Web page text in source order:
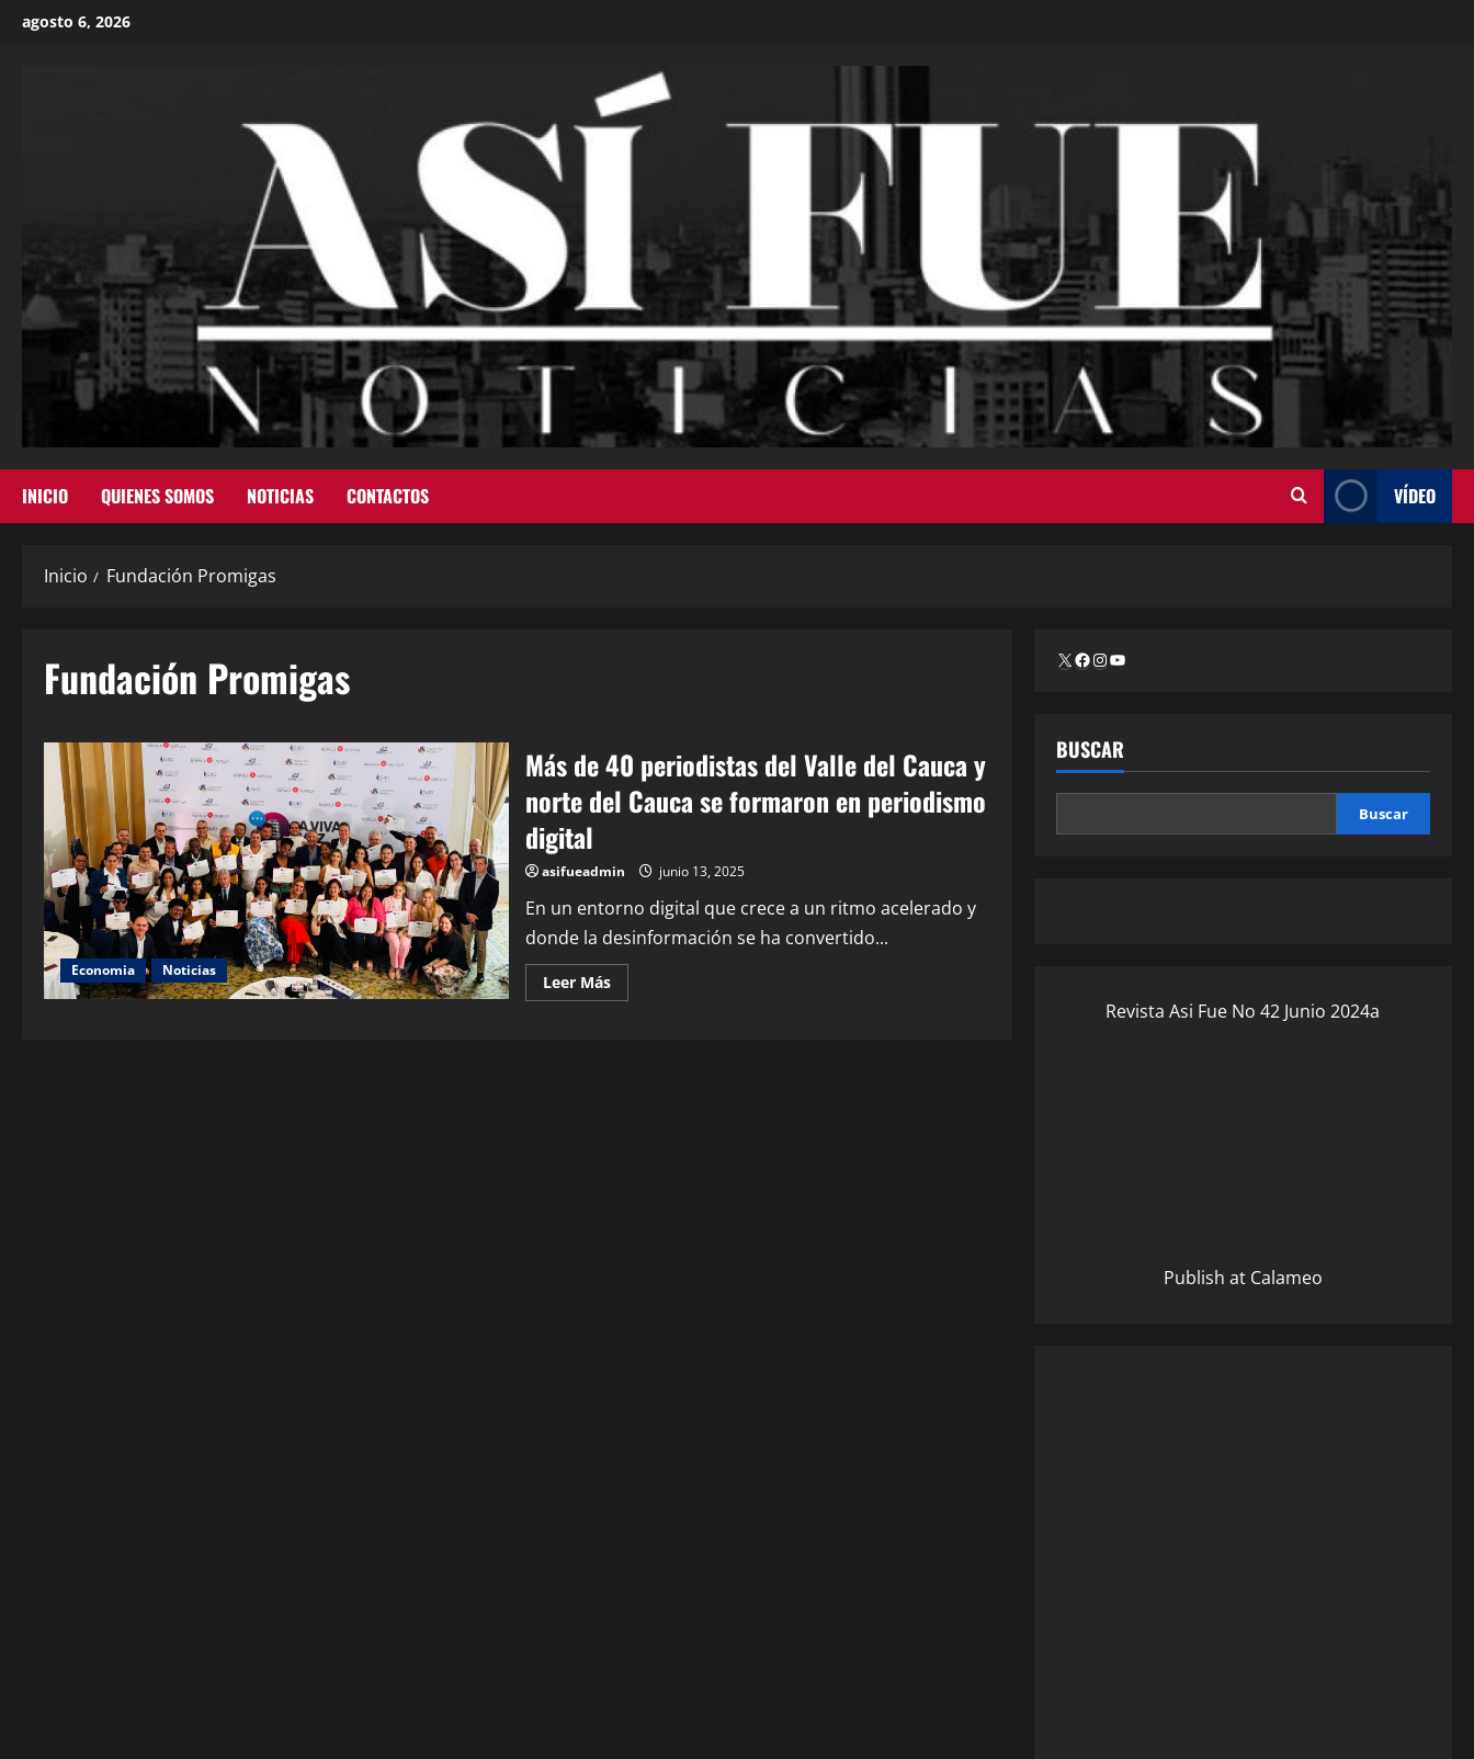
agosto 6, 2026
INICIO QUIENES SOMOS NOTICIAS CONTACTOS VÍDEO
Inicio Fundación Promigas
Fundación Promigas
Economia Noticias
Más de 40 periodistas del Valle del Cauca y
norte del Cauca se formaron en periodismo
digital
asifueadmin junio 13, 2025
En un entorno digital que crece a un ritmo acelerado y
donde la desinformación se ha convertido...
Leer Más
BUSCAR
Buscar
Revista Asi Fue No 42 Junio 2024a
Publish at Calameo